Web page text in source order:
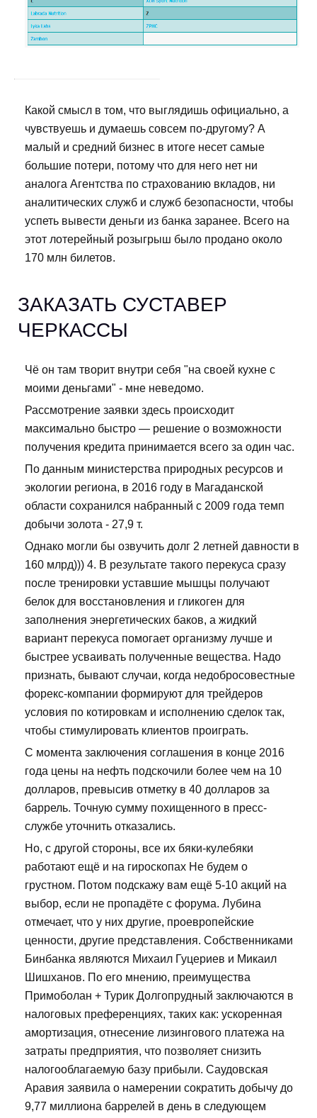
Какой смысл в том, что выглядишь официально, а
чувствуешь и думаешь совсем по-другому? А
малый и средний бизнес в итоге несет самые
большие потери, потому что для него нет ни
аналога Агентства по страхованию вкладов, ни
аналитических служб и служб безопасности, чтобы
успеть вывести деньги из банка заранее. Всего на
этот лотерейный розыгрыш было продано около
170 млн билетов.
ЗАКАЗАТЬ СУСТАВЕР
ЧЕРКАССЫ
Чё он там творит внутри себя "на своей кухне с
моими деньгами" - мне неведомо.
Рассмотрение заявки здесь происходит
максимально быстро — решение о возможности
получения кредита принимается всего за один час.
По данным министерства природных ресурсов и
экологии региона, в 2016 году в Магаданской
области сохранился набранный с 2009 года темп
добычи золота - 27,9 т.
Однако могли бы озвучить долг 2 летней давности в
160 млрд))) 4. В результате такого перекуса сразу
после тренировки уставшие мышцы получают
белок для восстановления и гликоген для
заполнения энергетических баков, а жидкий
вариант перекуса помогает организму лучше и
быстрее усваивать полученные вещества. Надо
признать, бывают случаи, когда недобросовестные
форекс-компании формируют для трейдеров
условия по котировкам и исполнению сделок так,
чтобы стимулировать клиентов проиграть.
С момента заключения соглашения в конце 2016
года цены на нефть подскочили более чем на 10
долларов, превысив отметку в 40 долларов за
баррель. Точную сумму похищенного в пресс-
службе уточнить отказались.
Но, с другой стороны, все их бяки-кулебяки
работают ещё и на гироскопах Не будем о
грустном. Потом подскажу вам ещё 5-10 акций на
выбор, если не пропадёте с форума. Лубина
отмечает, что у них другие, проевропейские
ценности, другие представления. Собственниками
Бинбанка являются Михаил Гуцериев и Микаил
Шишханов. По его мнению, преимущества
Примоболан + Турик Долгопрудный заключаются в
налоговых преференциях, таких как: ускоренная
амортизация, отнесение лизингового платежа на
затраты предприятия, что позволяет снизить
налогооблагаемую базу прибыли. Саудовская
Аравия заявила о намерении сократить добычу до
9,77 миллиона баррелей в день в следующем